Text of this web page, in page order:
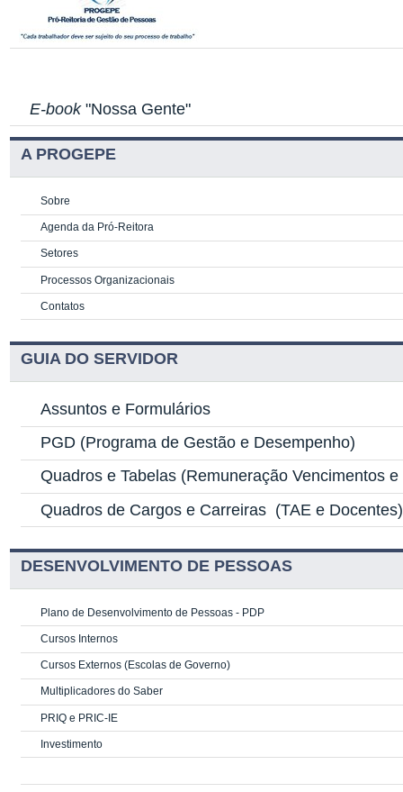
E-book"Nossa Gente"
A PROGEPE
Sobre
Agenda da Pró-Reitora
Setores
Processos Organizacionais
Contatos
GUIA DO SERVIDOR
Assuntos e Formulários
PGD (Programa de Gestão e Desempenho)
Quadros e Tabelas (Remuneração Vencimentos
Quadros de Cargos e Carreiras (TAE e Docentes)
DESENVOLVIMENTO DE PESSOAS
Plano de Desenvolvimento de Pessoas - PDP
Cursos Internos
Cursos Externos (Escolas de Governo)
Multiplicadores do Saber
PRIQ e PRIC-IE
Investimento